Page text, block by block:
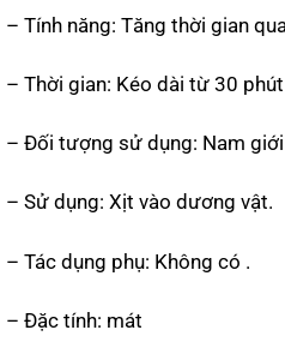
– Tính năng: Tăng thời gian
– Thời gian: Kéo dài từ 30
– Đối tượng sử dụng: Nam
– Sử dụng: Xịt vào dương vật.
– Tác dụng phụ: Không có .
– Đặc tính: mát